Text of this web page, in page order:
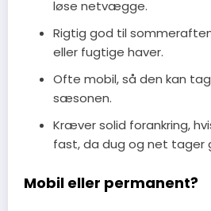
løse netvægge.
Rigtig god til
eller fugtige haver.
Ofte mobil, så den kan
sæsonen.
Kræver solid forankring,
fast, da dug og net tager
Mobil eller permanent?